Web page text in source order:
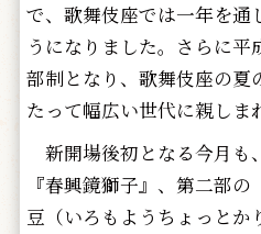
で、歌舞伎座では一年を通
うになりました。さらに平
部制となり、歌舞伎座の夏
たって幅広い世代に親しま
新開場後初となる今月も
『春興鏡獅子』、第二部
豆（いろもようちょっとか